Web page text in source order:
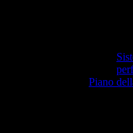
Piano